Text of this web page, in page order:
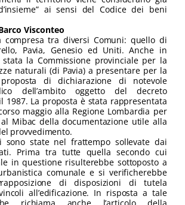
ai sensi del Codice dei beni
Visconteo
compresa tra diversi Comuni: quello di
Pavia, Genesio ed Uniti. Anche in
la Commissione provinciale per la
naturali (di Pavia) a presentare per la
di dichiarazione di notevole
dell’ambito oggetto del decreto
1987. La proposta è stata rappresentata
maggio alla Regione Lombardia per
Mibac della documentazione utile alla
provvedimento.
sono state nel frattempo sollevate dai
Prima tra tutte quella secondo cui
in questione risulterebbe sottoposto a
comunale e si verificherebbe
di disposizioni di tutela
all’edificazione. In risposta a tale